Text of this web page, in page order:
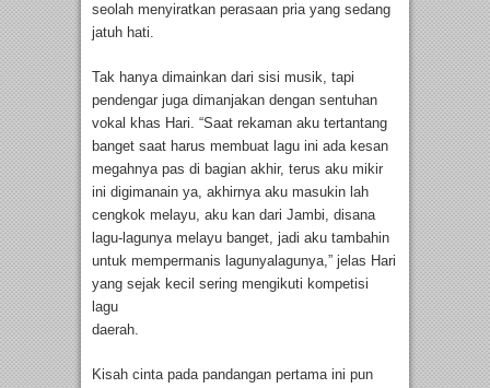
seolah menyiratkan perasaan pria yang sedang
jatuh hati.
Tak hanya dimainkan dari sisi musik, tapi
pendengar juga dimanjakan dengan sentuhan
vokal khas Hari. “Saat rekaman aku tertantang
banget saat harus membuat lagu ini ada kesan
megahnya pas di bagian akhir, terus aku mikir
ini digimanain ya, akhirnya aku masukin lah
cengkok melayu, aku kan dari Jambi, disana
lagu-lagunya melayu banget, jadi aku tambahin
untuk mempermanis lagunyalagunya,” jelas Hari
yang sejak kecil sering mengikuti kompetisi
lagu
daerah.
Kisah cinta pada pandangan pertama ini pun